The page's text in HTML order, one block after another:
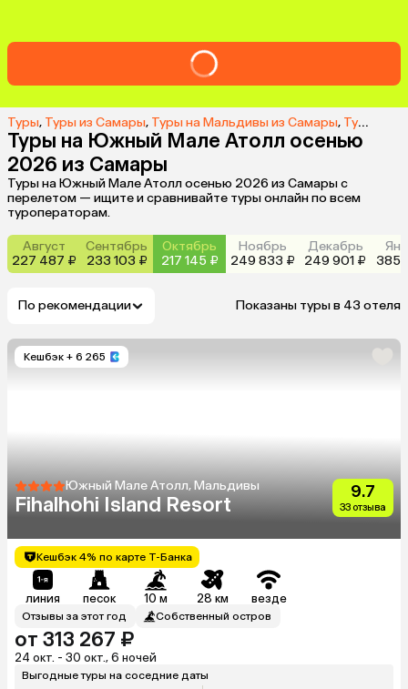
Туры, Туры из Самары, Туры на Мальдивы из Самары, Туры на Южный Мале Атолл из Самары
Туры на Южный Мале Атолл осенью
2026 из Самары
Туры на Южный Мале Атолл осенью 2026 из Самары с
перелетом — ищите и сравнивайте туры онлайн по всем
туроператорам.
Август
227 487 ₽
Сентябрь
233 103 ₽
Октябрь
217 145 ₽
Ноябрь
249 833 ₽
Декабрь
249 901 ₽
385
По рекомендации Показаны туры в 43 отеля
Кешбэк + 6 265
Южный Мале Атолл, Мальдивы
Fihalhohi Island Resort
9.7
33 отзыва
Кешбэк 4% по карте Т-Банка
линия песок 10 м 28 км везде
Отзывы за этот год Собственный остров
от 313 267 ₽
24 окт. - 30 окт., 6 ночей
Выгодные туры на соседние даты